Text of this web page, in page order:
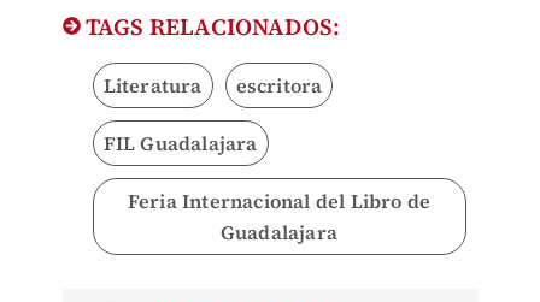
TAGS RELACIONADOS:
Literatura escritora
FIL Guadalajara
Feria Internacional del Libro de
Guadalajara